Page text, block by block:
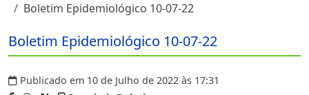
Boletim Epidemiológico 10-07-22
Boletim Epidemiológico 10-07-22
Publicado em 10 de Julho de 2022 às 17:31